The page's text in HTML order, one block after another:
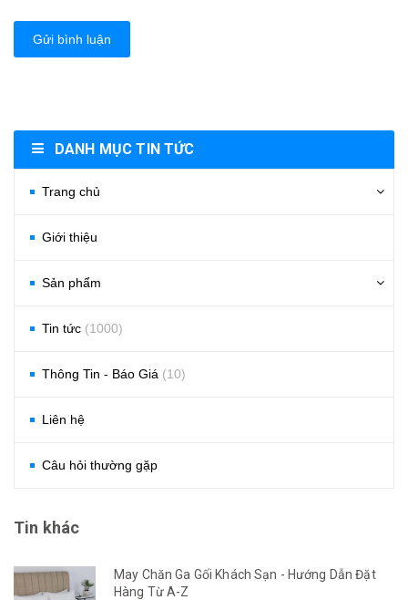
Gửi bình luận
DANH MỤC TIN TỨC
Trang chủ
Giới thiệu
Sản phẩm
Tin tức (1000)
Thông Tin - Báo Giá (10)
Liên hệ
Câu hỏi thường gặp
Tin khác
May Chăn Ga Gối Khách Sạn - Hướng Dẫn Đặt
Hàng Từ A-Z